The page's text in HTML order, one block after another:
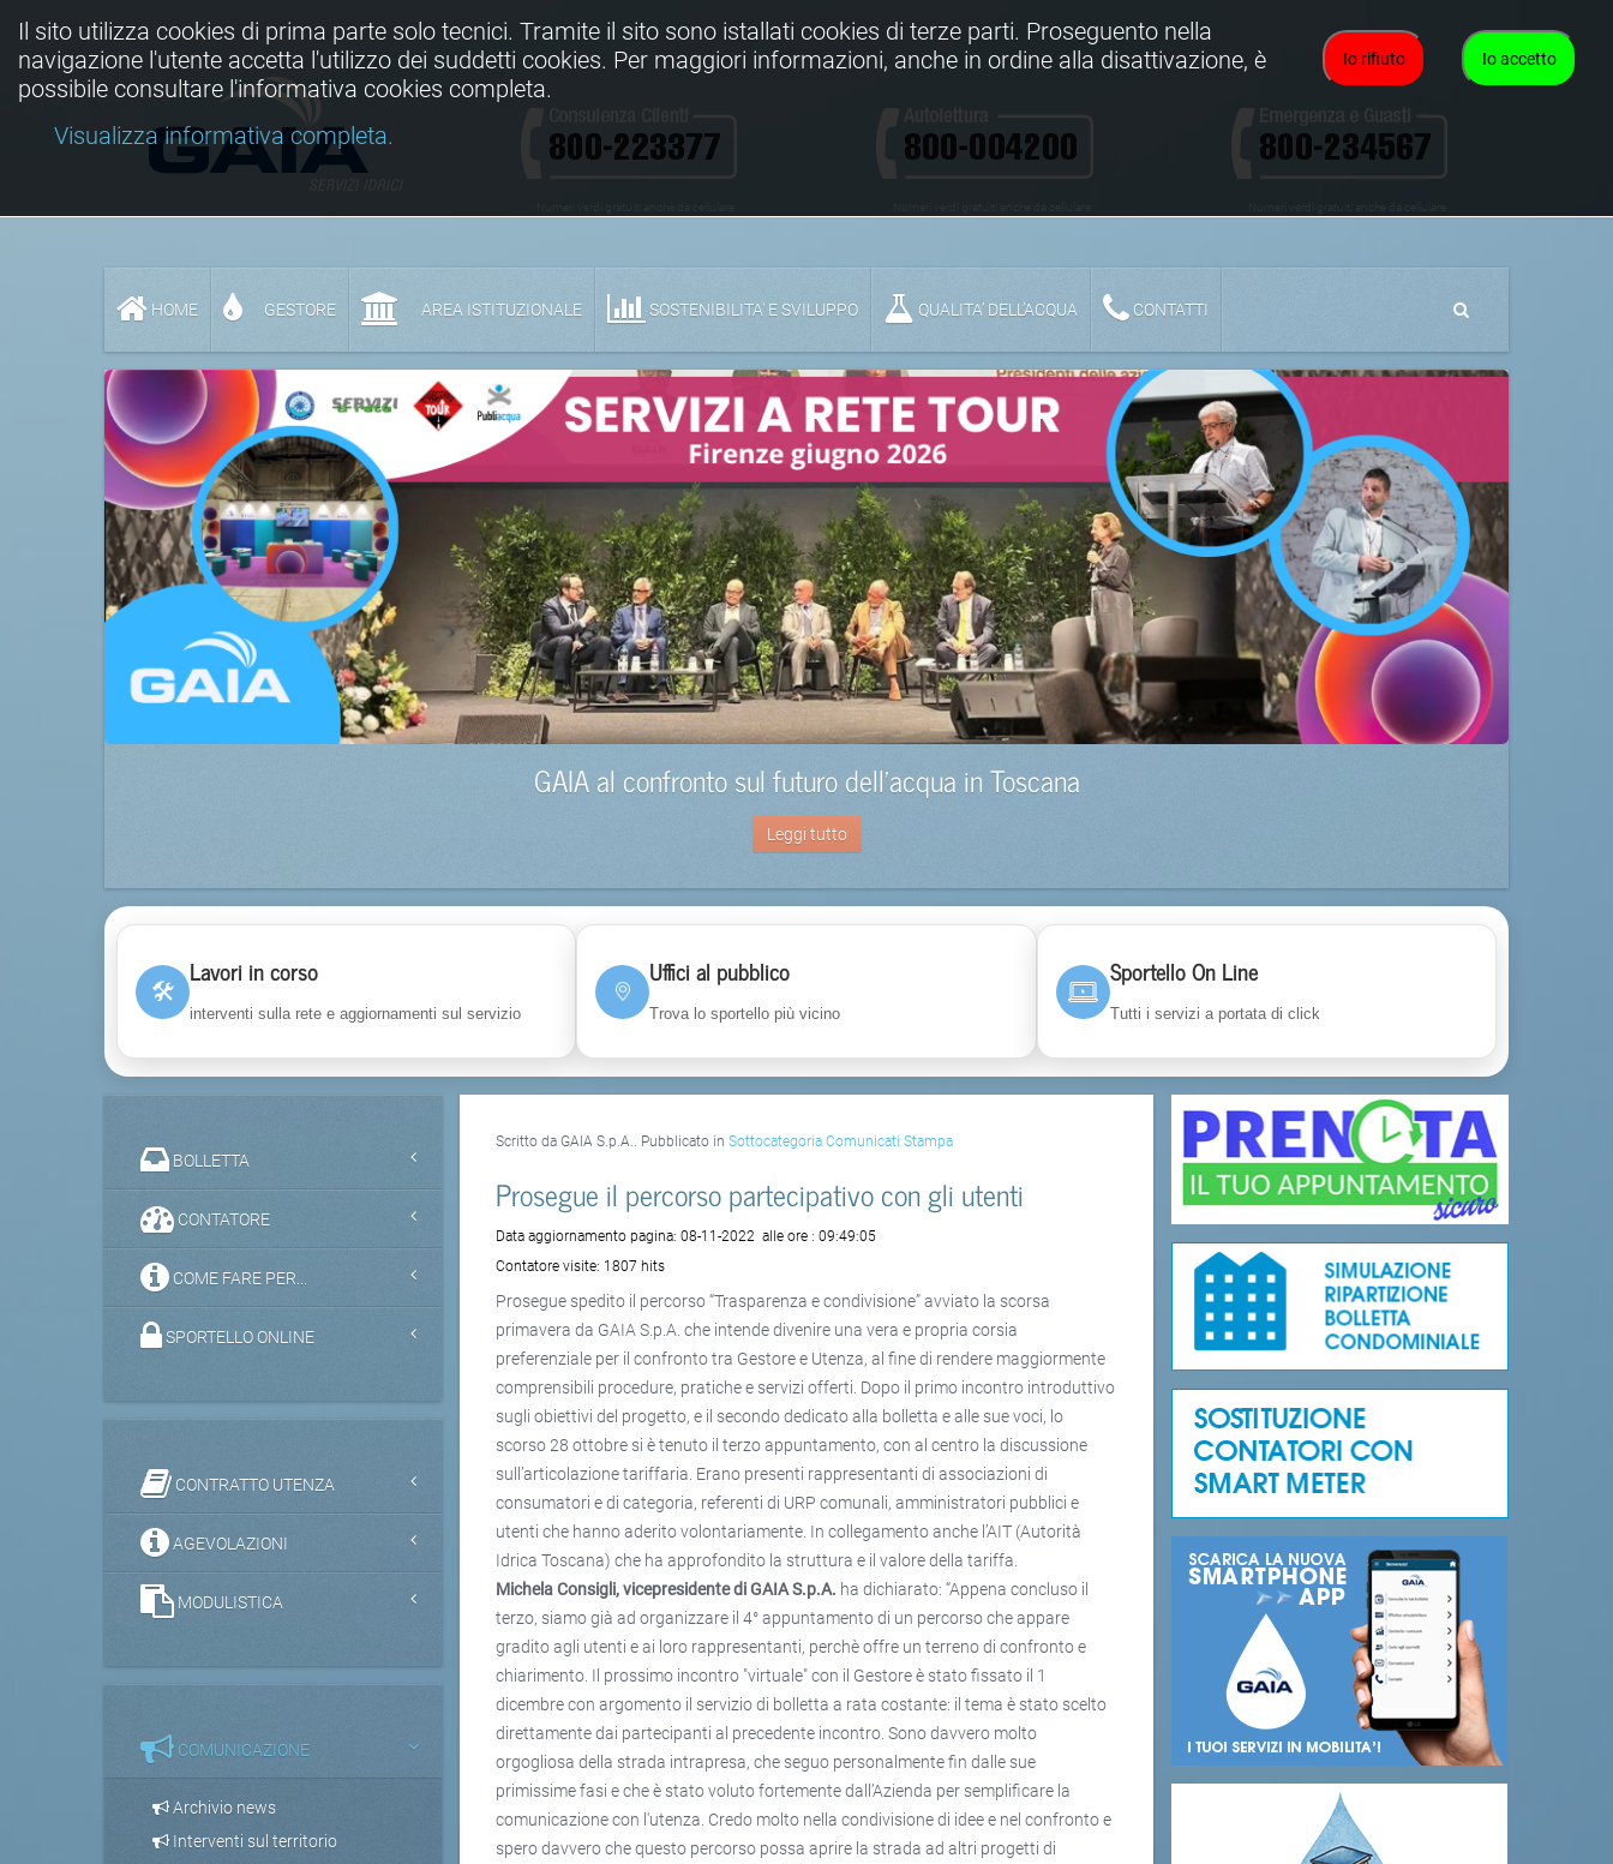
Numeri verdi gratuiti anche da cellulare
HOME GESTORE AREA ISTITUZIONALE SOSTENIBILITA' E SVILUPPO QUALITA’ DELL’ACQUA CONTATTI
GAIA al confronto sul futuro dell’acqua in Toscana
Leggi tutto
🛠
Lavori in corso
interventi sulla rete e aggiornamenti sul servizio
Uffici al pubblico
Trova lo sportello più vicino
Sportello On Line
Tutti i servizi a portata di click
Scritto da GAIA S.p.A.. Pubblicato inSottocategoria Comunicati Stampa
Prosegue il percorso partecipativo con gli utenti
Data aggiornamento pagina:08-11-2022 alle ore :09:49:05
Contatore visite: 1807 hits
Prosegue spedito il percorso “Trasparenza e condivisione” avviato la scorsa
primavera da GAIA S.p.A. che intende divenire una vera e propria corsia
preferenziale per il confronto tra Gestore e Utenza, al fine di rendere maggiormente
comprensibili procedure, pratiche e servizi offerti. Dopo il primo incontro introduttivo
sugli obiettivi del progetto, e il secondo dedicato alla bolletta e alle sue voci, lo
scorso 28 ottobre si è tenuto il terzo appuntamento, con al centro la discussione
sull’articolazione tariffaria. Erano presenti rappresentanti di associazioni di
consumatori e di categoria, referenti di URP comunali, amministratori pubblici e
utenti che hanno aderito volontariamente. In collegamento anche l’AIT (Autorità
Idrica Toscana) che ha approfondito la struttura e il valore della tariffa.
Michela Consigli, vicepresidente di GAIA S.p.A. ha dichiarato: “Appena concluso il
terzo, siamo già ad organizzare il 4° appuntamento di un percorso che appare
gradito agli utenti e ai loro rappresentanti, perchè offre un terreno di confronto e
chiarimento. Il prossimo incontro "virtuale" con il Gestore è stato fissato il 1
dicembre con argomento il servizio di bolletta a rata costante: il tema è stato scelto
direttamente dai partecipanti al precedente incontro. Sono davvero molto
orgogliosa della strada intrapresa, che seguo personalmente fin dalle sue
primissime fasi e che è stato voluto fortemente dall’Azienda per semplificare la
comunicazione con l'utenza. Credo molto nella condivisione di idee e nel confronto e
spero davvero che questo percorso possa aprire la strada ad altri progetti di
BOLLETTA
CONTATORE
COME FARE PER...
SPORTELLO ONLINE
CONTRATTO UTENZA
AGEVOLAZIONI
MODULISTICA
COMUNICAZIONE
Archivio news
Interventi sul territorio
Io accetto
Io rifiuto
Il sito utilizza cookies di prima parte solo tecnici. Tramite il sito sono istallati cookies di terze parti. Proseguento nella
navigazione l'utente accetta l'utilizzo dei suddetti cookies. Per maggiori informazioni, anche in ordine alla disattivazione, è
possibile consultare l'informativa cookies completa.
Visualizza informativa completa.